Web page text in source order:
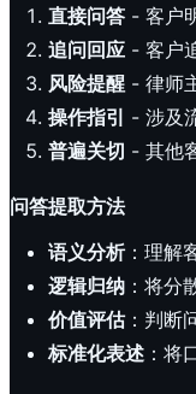
直接问答 - 客户
追问回应 - 客户
风险提醒 - 律师
操作指引
- 涉及
普遍关切 - 其他
问答提取方法
语义分析：理解
逻辑归纳 ：将分
价值评估：判断
标准化表述 ：将